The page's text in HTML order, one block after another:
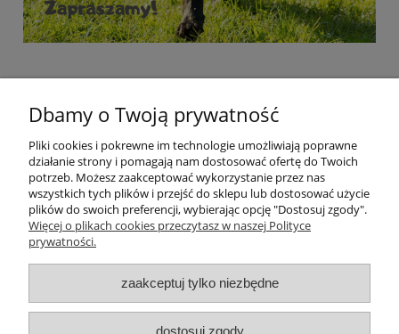
Pomoc
Moje konto
Płatności i dostawa
Dbamy o Twoją prywatność
Pliki cookies i pokrewne im technologie umożliwiają poprawne
działanie strony i pomagają nam dostosować ofertę do Twoich
potrzeb. Możesz zaakceptować wykorzystanie przez nas
wszystkich tych plików i przejść do sklepu lub dostosować użycie
plików do swoich preferencji, wybierając opcję "Dostosuj zgody".
Więcej o plikach cookies przeczytasz w naszej Polityce
prywatności.
zaakceptuj tylko niezbędne
dostosuj zgody